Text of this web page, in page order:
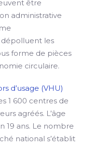
être
administrative
dépolluent les
forme de pièces
circulaire.
d’usage (VHU)
1 600 centres de
agréés. L’âge
19 ans. Le nombre
national s’établit